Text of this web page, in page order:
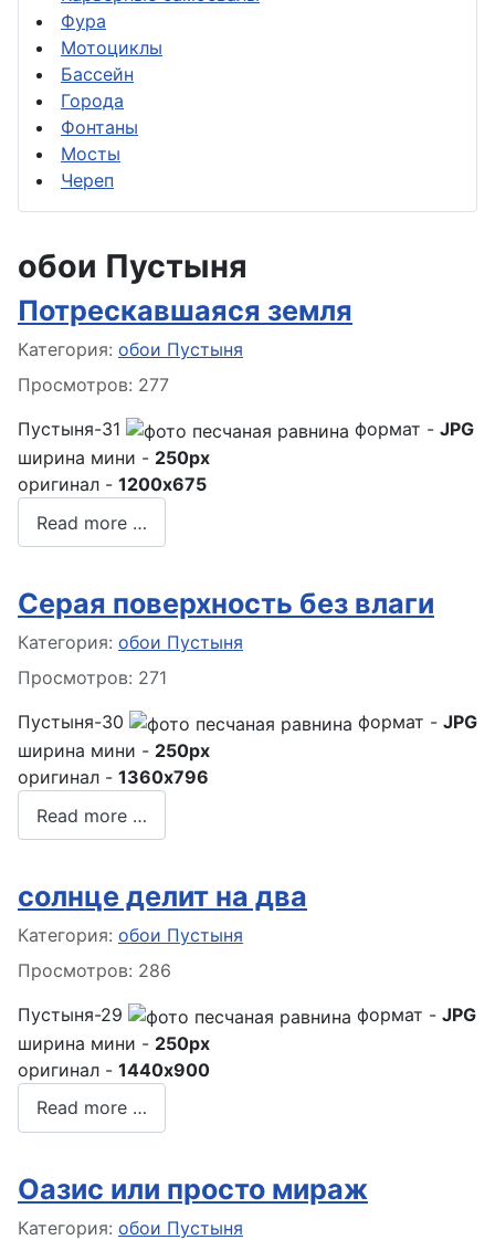
Фура
Мотоциклы
Бассейн
Города
Фонтаны
Мосты
Череп
обои Пустыня
Потрескавшаяся земля
Информация о материале
Категория: обои Пустыня
Просмотров: 277
Пустыня-31
формат - JPG
ширина мини - 250px
оригинал - 1200x675
Read more …
Серая поверхность без влаги
Информация о материале
Категория: обои Пустыня
Просмотров: 271
Пустыня-30
формат - JPG
ширина мини - 250px
оригинал - 1360x796
Read more …
солнце делит на два
Информация о материале
Категория: обои Пустыня
Просмотров: 286
Пустыня-29
формат - JPG
ширина мини - 250px
оригинал - 1440x900
Read more …
Оазис или просто мираж
Информация о материале
Категория: обои Пустыня